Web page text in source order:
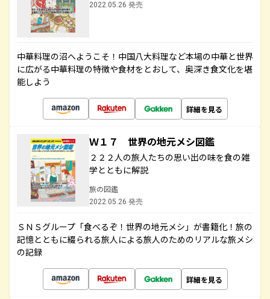
2022.05.26 発売
中華料理の沼へようこそ！中国八大料理など本場の中華と世界
に広がる中華料理の特徴や食材をとおして、奥深き食文化を堪
能しよう
詳細を見る
Ｗ１７ 世界の地元メシ図鑑
２２２人の旅人たちの思い出の味を食の雑
学とともに解説
旅の図鑑
2022.05.26 発売
ＳＮＳグループ「食べるぞ！世界の地元メシ」が書籍化！旅の
記憶とともに綴られる旅人による旅人のためのリアルな旅メシ
の記録
詳細を見る